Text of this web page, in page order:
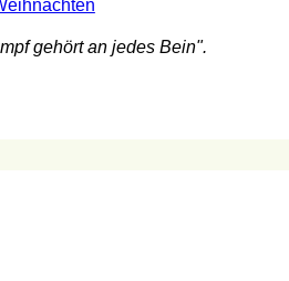
gehört an jedes Bein".